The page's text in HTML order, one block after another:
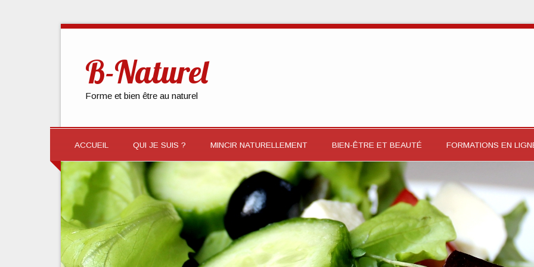
B-Naturel
Forme et bien être au naturel
ACCUEIL QUI JE SUIS ? MINCIR NATURELLEMENT BIEN-ÊTRE ET BEAUTÉ FORMATIONS EN